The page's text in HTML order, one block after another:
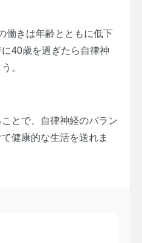
働きは年齢とともに低下
40歳を過ぎたら自律神
。
とで、自律神経のバラン
健康的な生活を送れま